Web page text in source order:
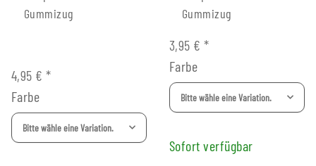
Gummizug
4,95 €*
Farbe
Bitte wähle eine Variation.
Gummizug
3,95 €*
Farbe
Bitte wähle eine Variation.
Sofort verfügbar